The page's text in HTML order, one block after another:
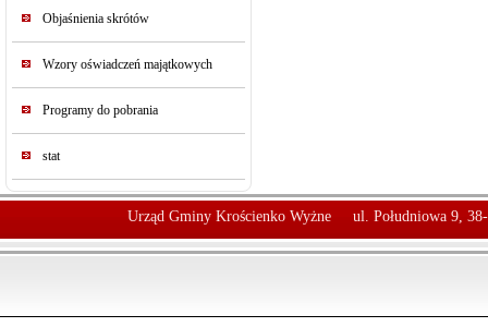
Objaśnienia skrótów
Wzory oświadczeń majątkowych
Programy do pobrania
stat
Urząd Gminy Krościenko Wyżne ul. Południowa 9,